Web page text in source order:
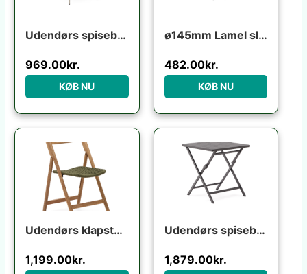
Udendørs spisebordsstol med armlæn havestol Kave Home Yanet ecru H80ÃB54ÃL56 cm
969.00kr.
KØB NU
ø145mm Lamel slibebørste til boremaskine
482.00kr.
KØB NU
Udendørs klapstol Kave Home Dandara foldbar i massivt akacietræ med grønt reb UV-resistent FSC-certificeret
1,199.00kr.
Udendørs spisebord klapbord Kave Home Torreta aluminium grafit foldbart 70×70 cm til 4 personer
1,879.00kr.